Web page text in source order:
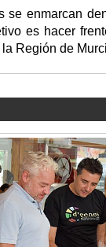
se enmarcan
es hacer
Región de